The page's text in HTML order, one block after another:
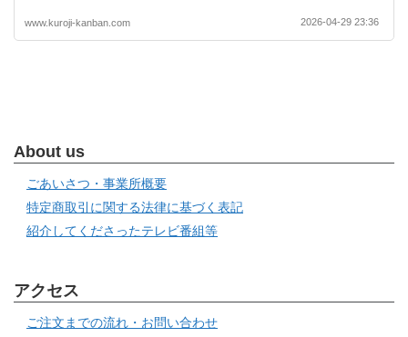
www.kuroji-kanban.com 2026-04-29 23:36
About us
ごあいさつ・事業所概要
特定商取引に関する法律に基づく表記
紹介してくださったテレビ番組等
アクセス
ご注文までの流れ・お問い合わせ